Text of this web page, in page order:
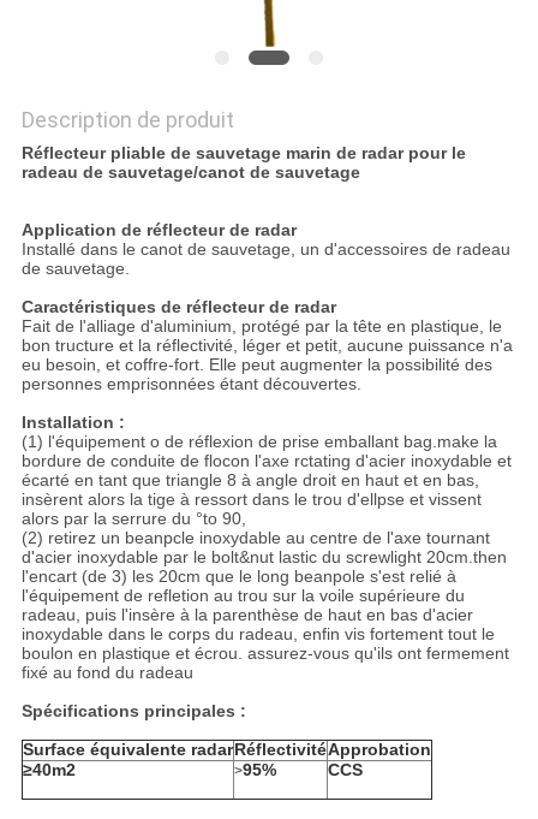
Description de produit
Réflecteur pliable de sauvetage marin de radar pour le
radeau de sauvetage/canot de sauvetage
Application de réflecteur de radar
Installé dans le canot de sauvetage, un d'accessoires de radeau
de sauvetage.
Caractéristiques de réflecteur de radar
Fait de l'alliage d'aluminium, protégé par la tête en plastique, le
bon tructure et la réflectivité, léger et petit, aucune puissance n'a
eu besoin, et coffre-fort. Elle peut augmenter la possibilité des
personnes emprisonnées étant découvertes.
Installation :
(1) l'équipement o de réflexion de prise emballant bag.make la
bordure de conduite de flocon l'axe rctating d'acier inoxydable et
écarté en tant que triangle 8 à angle droit en haut et en bas,
insèrent alors la tige à ressort dans le trou d'ellpse et vissent
alors par la serrure du °to 90,
(2) retirez un beanpcle inoxydable au centre de l'axe tournant
d'acier inoxydable par le bolt&nut lastic du screwlight 20cm.then
l'encart (de 3) les 20cm que le long beanpole s'est relié à
l'équipement de refletion au trou sur la voile supérieure du
radeau, puis l'insère à la parenthèse de haut en bas d'acier
inoxydable dans le corps du radeau, enfin vis fortement tout le
boulon en plastique et écrou. assurez-vous qu'ils ont fermement
fixé au fond du radeau
Spécifications principales :
Surface équivalente radarRéflectivitéApprobation
≥40m2
>95% CCS